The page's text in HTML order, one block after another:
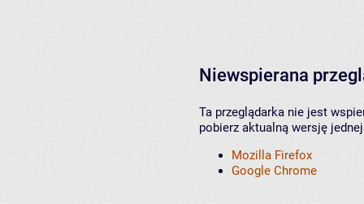
Niewspierana
Ta przeglądarka nie jest
pobierz aktualną wersję
Mozilla Firefox
Google Chrome